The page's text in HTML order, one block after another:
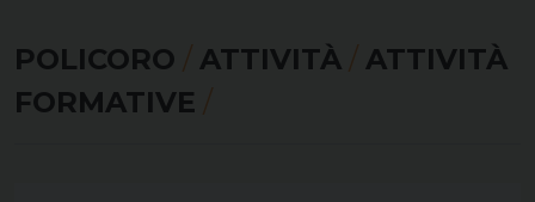
POLICORO / ATTIVITÀ / ATTIVITÀ
FORMATIVE /